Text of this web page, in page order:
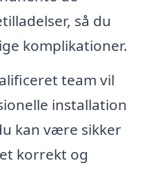
så du
komplikationer.
team vil
installation
kan være sikker
korrekt og